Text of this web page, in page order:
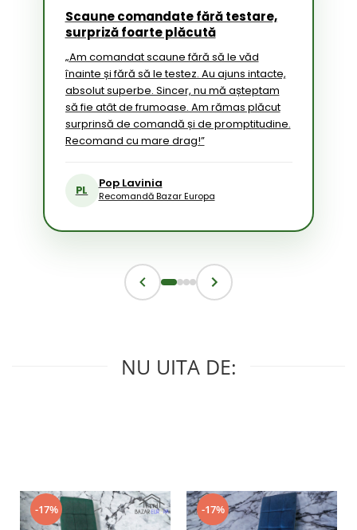
Scaune comandate fără testare,
surpriză foarte plăcută
„Am comandat scaune fără să le văd
înainte și fără să le testez. Au ajuns intacte,
absolut superbe. Sincer, nu mă așteptam
să fie atât de frumoase. Am rămas plăcut
surprinsă de comandă și de promptitudine.
Recomand cu mare drag!”
PL Pop Lavinia
Recomandă Bazar Europa
NU UITA DE:
-17% -17%